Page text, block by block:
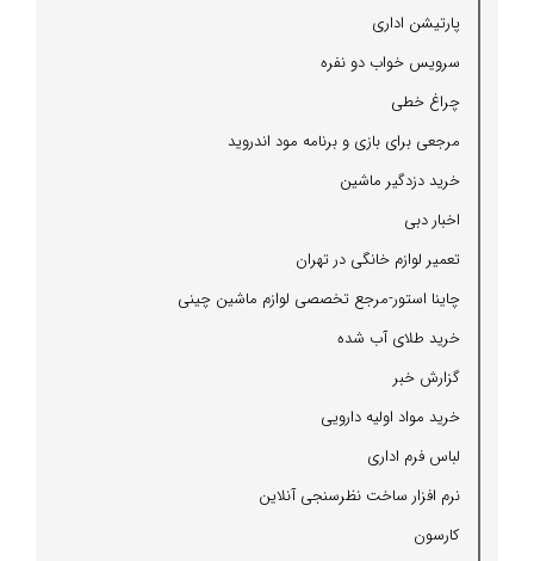
پارتیشن اداری
سرویس خواب دو نفره
چراغ خطی
مرجعی برای بازی و برنامه مود اندروید
خرید دزدگیر ماشین
اخبار دبی
تعمیر لوازم خانگی در تهران
چاینا استور-مرجع تخصصی لوازم ماشین چینی
خرید طلای آب شده
گزارش خبر
خرید مواد اولیه دارویی
لباس فرم اداری
نرم افزار ساخت نظرسنجی آنلاین
كارسون